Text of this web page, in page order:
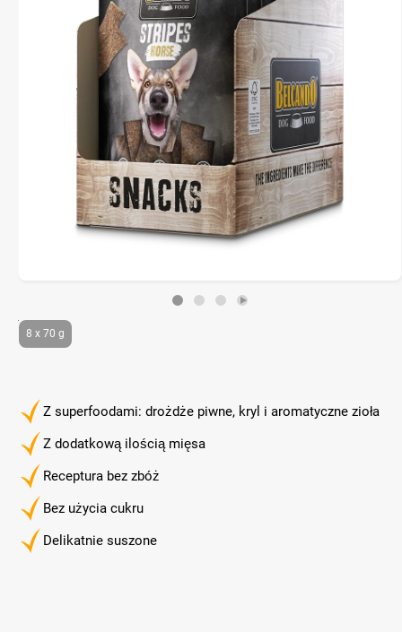
Z superfoodami: drożdże piwne, kryl i aromatyczne zioła
Z dodatkową ilością mięsa
Receptura bez zbóż
Bez użycia cukru
Delikatnie suszone
8 x 70 g